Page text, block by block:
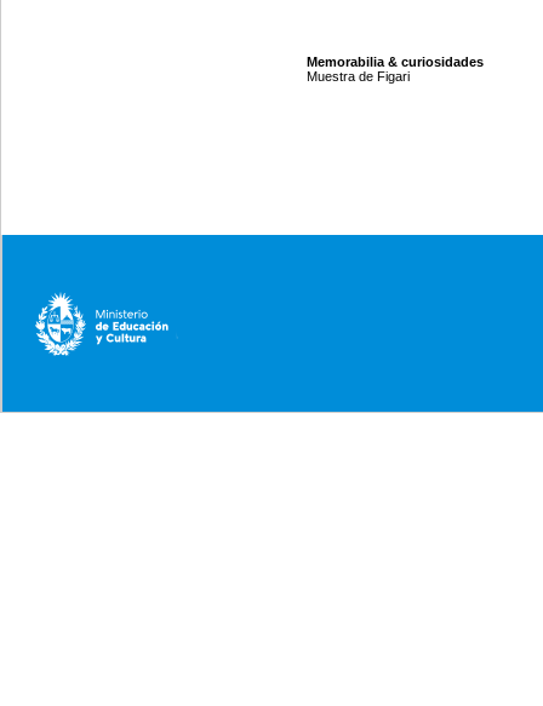
Memorabilia & curiosidades
Muestra de Figari